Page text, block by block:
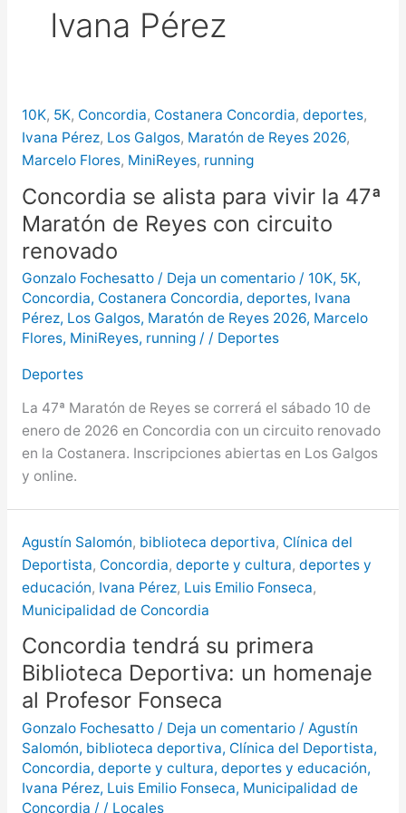
más de $580 millones
puntos de Concordia
Ivana Pérez
10K, 5K, Concordia, Costanera Concordia, deportes,
Ivana Pérez, Los Galgos, Maratón de Reyes 2026,
Marcelo Flores, MiniReyes, running
Concordia se alista para vivir la 47ª
Maratón de Reyes con circuito
renovado
Gonzalo Fochesatto / Deja un comentario / 10K, 5K,
Concordia, Costanera Concordia, deportes, Ivana
Pérez, Los Galgos, Maratón de Reyes 2026, Marcelo
Flores, MiniReyes, running/ / Deportes
Deportes
La 47ª Maratón de Reyes se correrá el sábado 10 de
enero de 2026 en Concordia con un circuito renovado
en la Costanera. Inscripciones abiertas en Los Galgos
y online.
Agustín Salomón, biblioteca deportiva, Clínica del
Deportista, Concordia, deporte y cultura, deportes y
educación, Ivana Pérez, Luis Emilio Fonseca,
Municipalidad de Concordia
Concordia tendrá su primera
Biblioteca Deportiva: un homenaje
al Profesor Fonseca
Gonzalo Fochesatto / Deja un comentario / Agustín
Salomón, biblioteca deportiva, Clínica del Deportista,
Concordia, deporte y cultura, deportes y educación,
Ivana Pérez, Luis Emilio Fonseca, Municipalidad de
Concordia / / Locales